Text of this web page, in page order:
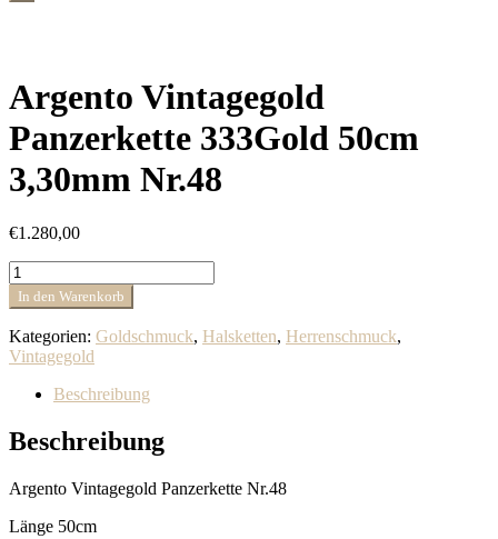
Argento Vintagegold
Panzerkette 333Gold 50cm
3,30mm Nr.48
€1.280,00
Argento
Vintagegold
Panzerkette
333Gold
50cm
3,30mm
Nr.48
In den Warenkorb
Kategorien: Goldschmuck, Halsketten, Herrenschmuck,
Vintagegold
Beschreibung
Beschreibung
Argento Vintagegold Panzerkette Nr.48
Länge 50cm